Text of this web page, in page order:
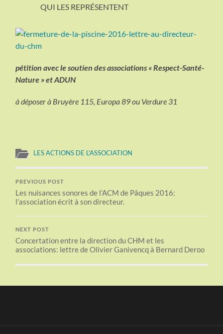
QUI LES REPRÉSENTENT
pétition avec le soutien des associations « Respect-Santé-
Nature » et ADUN
à déposer à Bruyère 115, Europa 89 ou Verdure 31
LES ACTIONS DE L'ASSOCIATION
PREVIOUS POST
Les nuisances sonores de l’ACM de Pâques 2016:
l’association écrit à son directeur.
NEXT POST
Concertation entre la direction du CHM et les
associations: lettre de Olivier Ganivencq à Bernard Deroo